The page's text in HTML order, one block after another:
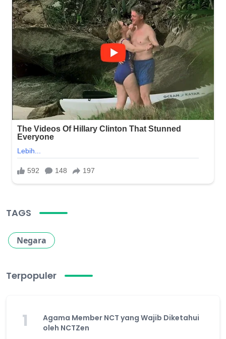
TAGS
Negara
Terpopuler
1
Agama Member NCT yang Wajib Diketahui
oleh NCTZen